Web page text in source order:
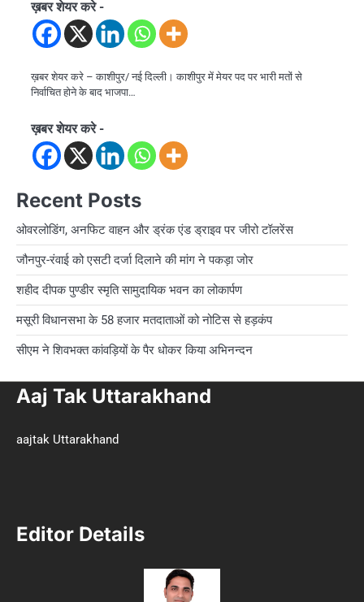
ख़बर शेयर करे -
ख़बर शेयर करे – काशीपुर/ नई दिल्ली। काशीपुर में मेयर पद पर भारी मतों से
निर्वाचित होने के बाद भाजपा…
ख़बर शेयर करे -
Recent Posts
ओवरलोडिंग, अनफिट वाहन और ड्रंक एंड ड्राइव पर जीरो टॉलरेंस
जौनपुर-रंवाई को एसटी दर्जा दिलाने की मांग ने पकड़ा जोर
शहीद दीपक पुण्डीर स्मृति सामुदायिक भवन का लोकार्पण
मसूरी विधानसभा के 58 हजार मतदाताओं को नोटिस से हड़कंप
सीएम ने शिवभक्त कांवड़ियों के पैर धोकर किया अभिनन्दन
Aaj Tak Uttarakhand
aajtak Uttarakhand
Editor Details